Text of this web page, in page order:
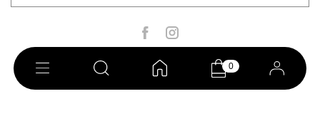
0
COPYRIGHT ⓒ 이엔코스. ALL RIGHTS RESERVED